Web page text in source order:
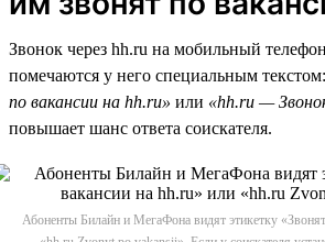
Звонок через hh.ru на мобильный
помечаются у него специальным
по вакансии на hh.ru» или «hh.ru —
повышает шанс ответа соискателя.
Абоненты Билайн и МегаФона видят этикетку